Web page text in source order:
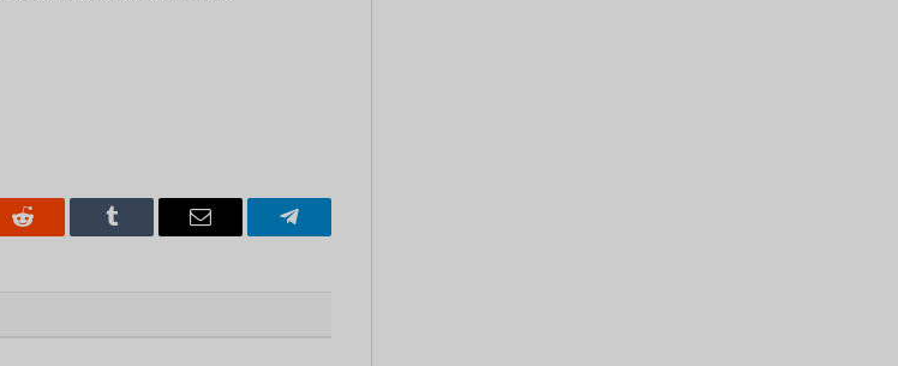
Reddit Tumblr Email Telegram